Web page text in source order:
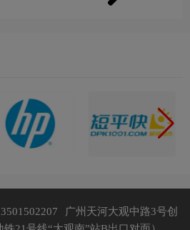
广州天河大观中路3号创